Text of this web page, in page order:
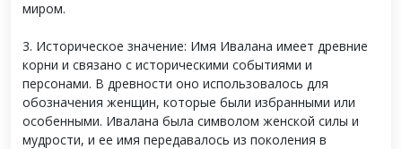
миром.
3. Историческое значение: Имя Ивалана имеет древние
корни и связано с историческими событиями и
персонами. В древности оно использовалось для
обозначения женщин, которые были избранными или
особенными. Ивалана была символом женской силы и
мудрости, и ее имя передавалось из поколения в